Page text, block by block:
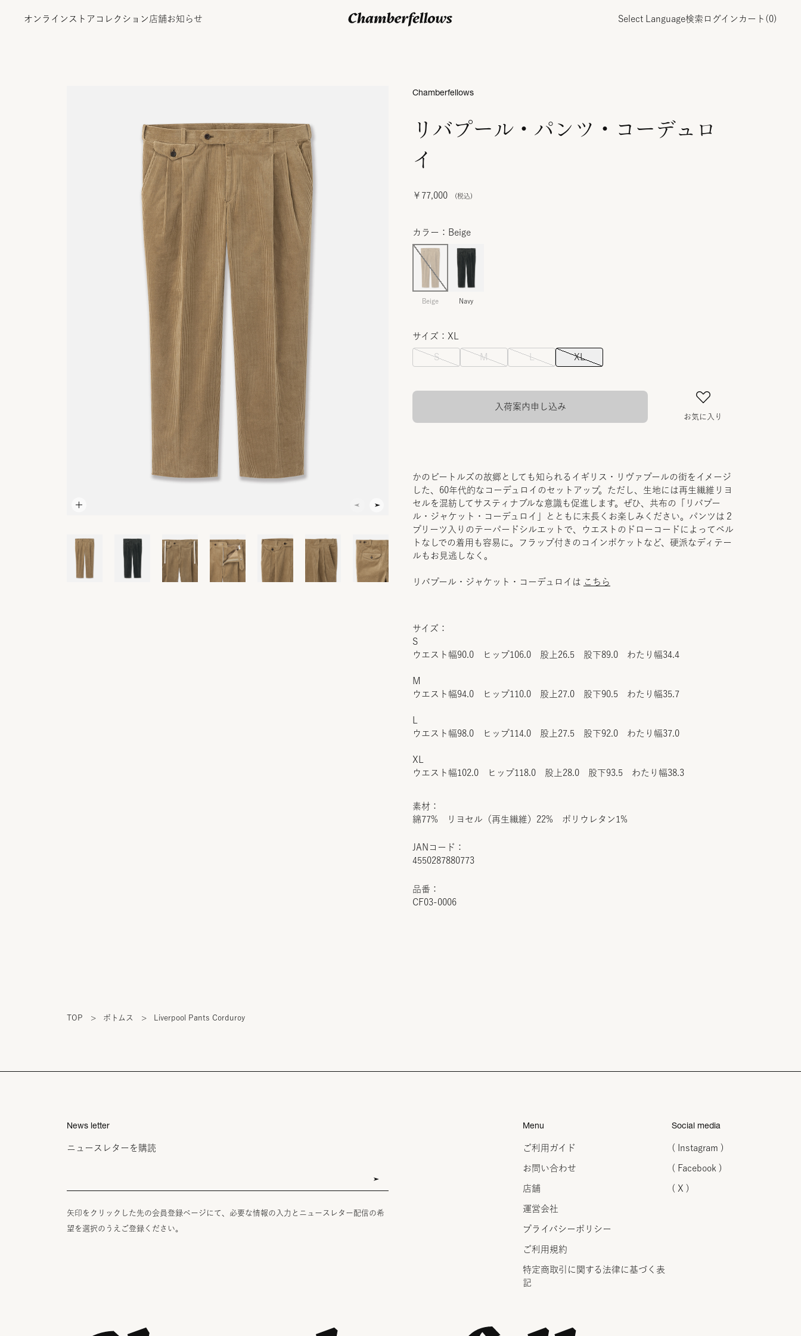
オンラインストア コレクション 店舗お知らせ Select Language検索 ログイン カート( 0)
リバプール・パンツ・コーデュロ
イ
￥77,000
JANコード：
4550287880773
品番：
CF03-0006
Chamberfellows
カラー：Beige
Beige Navy
サイズ：XL
S M L XL
お気に入り
入荷案内申し込み
かのビートルズの故郷としても知られるイギリス・リヴァプールの街をイメージ
した、60年代的なコーデュロイのセットアップ。ただし、生地には再生繊維リヨ
セルを混紡してサスティナブルな意識も促進します。ぜひ、共布の「リバプー
ル・ジャケット・コーデュロイ」とともに末長くお楽しみください。パンツは２
プリーツ入りのテーパードシルエットで、ウエストのドローコードによってベル
トなしでの着用も容易に。フラップ付きのコインポケットなど、硬派なディテー
ルもお見逃しなく。
リバプール・ジャケット・コーデュロイは こちら
サイズ：
S
ウエスト幅90.0 ヒップ106.0 股上26.5 股下89.0 わたり幅34.4
M
ウエスト幅94.0 ヒップ110.0 股上27.0 股下90.5 わたり幅35.7
ウエスト幅98.0 ヒップ114.0 股上27.5 股下92.0 わたり幅37.0
XL
ウエスト幅102.0 ヒップ118.0 股上28.0 股下93.5 わたり幅38.3
素材：
綿77% リヨセル（再生繊維）22% ポリウレタン1%
TOP > ボトムス > Liverpool Pants Corduroy
News letter
ニュースレターを購読
矢印をクリックした先の会員登録ページにて、必要な情報の入力とニュースレター配信の希
望を選択のうえご登録ください。
Menu
ご利用ガイド
お問い合わせ
店舗
運営会社
プライバシーポリシー
ご利用規約
特定商取引に関する法律に 基づく表
記
Social media
( Instagram )
( Facebook )
( X )